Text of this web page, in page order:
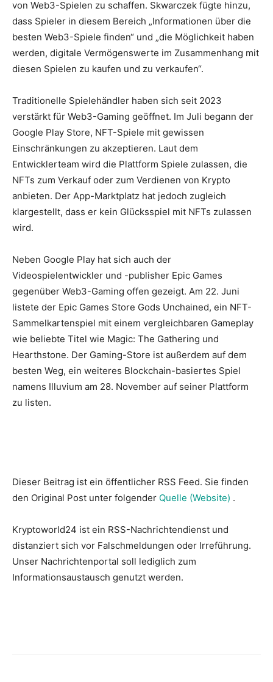
von Web3-Spielen zu schaffen. Skwarczek fügte hinzu,
dass Spieler in diesem Bereich „Informationen über die
besten Web3-Spiele finden“ und „die Möglichkeit haben
werden, digitale Vermögenswerte im Zusammenhang mit
diesen Spielen zu kaufen und zu verkaufen“.
Traditionelle Spielehändler haben sich seit 2023
verstärkt für Web3-Gaming geöffnet. Im Juli begann der
Google Play Store, NFT-Spiele mit gewissen
Einschränkungen zu akzeptieren. Laut dem
Entwicklerteam wird die Plattform Spiele zulassen, die
NFTs zum Verkauf oder zum Verdienen von Krypto
anbieten. Der App-Marktplatz hat jedoch zugleich
klargestellt, dass er kein Glücksspiel mit NFTs zulassen
wird.
Neben Google Play hat sich auch der
Videospielentwickler und -publisher Epic Games
gegenüber Web3-Gaming offen gezeigt. Am 22. Juni
listete der Epic Games Store Gods Unchained, ein NFT-
Sammelkartenspiel mit einem vergleichbaren Gameplay
wie beliebte Titel wie Magic: The Gathering und
Hearthstone. Der Gaming-Store ist außerdem auf dem
besten Weg, ein weiteres Blockchain-basiertes Spiel
namens Illuvium am 28. November auf seiner Plattform
zu listen.
Dieser Beitrag ist ein öffentlicher RSS Feed. Sie finden
den Original Post unter folgender Quelle (Website) .
Kryptoworld24 ist ein RSS-Nachrichtendienst und
distanziert sich vor Falschmeldungen oder Irreführung.
Unser Nachrichtenportal soll lediglich zum
Informationsaustausch genutzt werden.